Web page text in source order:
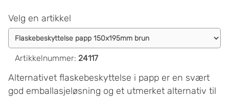
Velg en artikkel
Artikkelnummer: 24117
Alternativet flaskebeskyttelse i papp er en svært
god emballasjeløsning og et utmerket alternativ til